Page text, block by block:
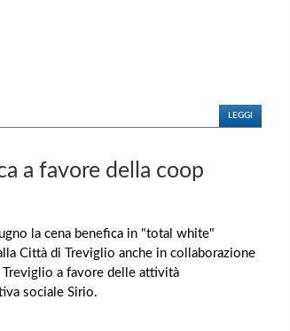
LEGGI
a favore della coop
la cena benefica in "total white"
Città di Treviglio anche in collaborazione
Treviglio a favore delle attività
sociale Sirio.